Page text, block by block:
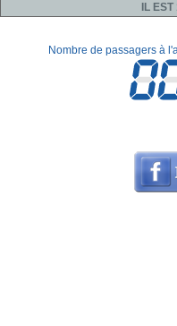
IL
Nombre de passagers à